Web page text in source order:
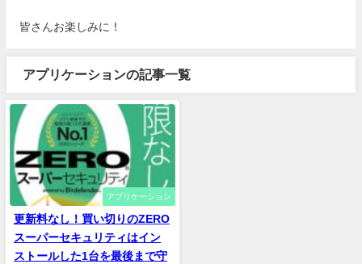
皆さんお楽しみに！
アプリケーションの記事一覧
アプリケーション
更新料なし！買い切りのZERO
スーパーセキュリティはイン
ストールした1台を最後まで守